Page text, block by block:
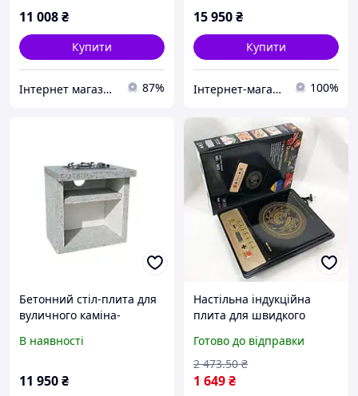
11 008₴
Купити
Інтернет магазин «Fullmarket» 87%
15 950₴
Купити
Інтернет-магазин «Garnovdomi» 100%
Бетонний стіл-плита для
вуличного каміна-
В наявності
11 950₴
Настільна індукційна
плита для швидкого
сенсорним управлінням і
7 режимами. FLAME
Готово до відправки
1 649₴
2 473.50 ₴